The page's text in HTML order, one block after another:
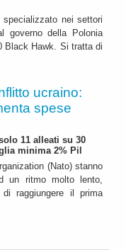
nei settori
governo della Polonia
Black Hawk. Si tratta di
ucraino:
spese
11 alleati su 30
minima 2% Pil
(Nato) stanno
un ritmo molto lento,
raggiungere il prima